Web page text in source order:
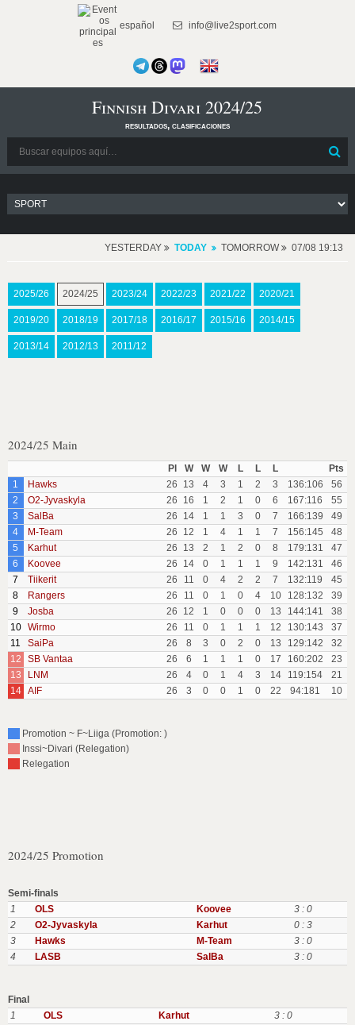
español info@live2sport.com
Finnish Divari 2024/25
resultados, clasificaciones
YESTERDAY TODAY TOMORROW 07/08 19:13
2025/26 2024/25 2023/24 2022/23 2021/22 2020/21
2019/20 2018/19 2017/18 2016/17 2015/16 2014/15
2013/14 2012/13 2011/12
2024/25 Main
Pl W W W L L L
Pts
1
Hawks 26 13 4 3 1 2 3 136:106
56
2
O2-Jyvaskyla 26 16 1 2 1 0 6 167:116
55
3
SalBa 26 14 1 1 3 0 7 166:139
49
4
M-Team 26 12 1 4 1 1 7 156:145
48
5
Karhut 26 13 2 1 2 0 8 179:131
47
6
Koovee 26 14 0 1 1 1 9 142:131
46
7
Tiikerit 26 11 0 4 2 2 7 132:119
45
8
Rangers 26 11 0 1 0 4 10 128:132
39
9
Josba 26 12 1 0 0 0 13 144:141
38
10 Wirmo 26 11 0 1 1 1 12 130:143
37
11
SaiPa 26 8 3 0 2 0 13 129:142
32
12
SB Vantaa 26 6 1 1 1 0 17 160:202
23
13
LNM 26 4 0 1 4 3 14 119:154
21
14 AIF 26 3 0 0 1 0 22 94:181 10
Promotion ~ F~Liiga (Promotion: )
Inssi~Divari (Relegation)
Relegation
2024/25 Promotion
Semi-finals
1
OLS Koovee
3 : 0
2
O2-Jyvaskyla Karhut
0 : 3
3
Hawks M-Team
3 : 0
4
LASB SalBa 3 : 0
Final
1
OLS Karhut
3 : 0